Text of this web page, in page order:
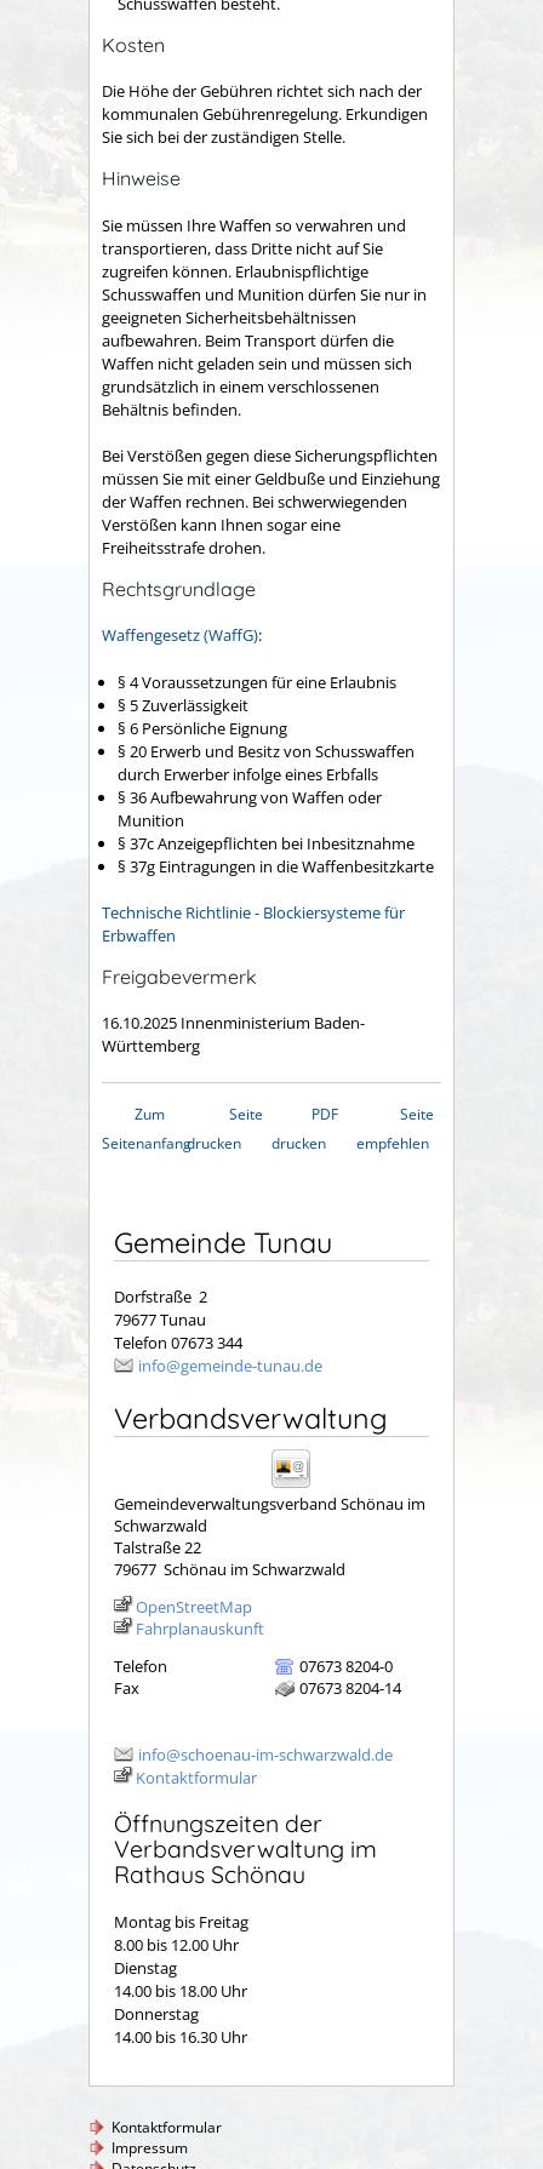
Kosten
Die Höhe der Gebühren richtet sich nach der
kommunalen Gebührenregelung. Erkundigen
Sie sich bei der zuständigen Stelle.
Hinweise
Sie müssen Ihre Waffen so verwahren und
transportieren, dass Dritte nicht auf Sie
zugreifen können. Erlaubnispflichtige
Schusswaffen und Munition dürfen Sie nur in
geeigneten Sicherheitsbehältnissen
aufbewahren. Beim Transport dürfen die
Waffen nicht geladen sein und müssen sich
grundsätzlich in einem verschlossenen
Behältnis befinden.
Bei Verstößen gegen diese Sicherungspflichten
müssen Sie mit einer Geldbuße und Einziehung
der Waffen rechnen. Bei schwerwiegenden
Verstößen kann Ihnen sogar eine
Freiheitsstrafe drohen.
Rechtsgrundlage
Waffengesetz (WaffG):
§ 4 Voraussetzungen für eine Erlaubnis
§ 5 Zuverlässigkeit
§ 6 Persönliche Eignung
§ 20 Erwerb und Besitz von Schusswaffen
durch Erwerber infolge eines Erbfalls
§ 36 Aufbewahrung von Waffen oder
Munition
§ 37c Anzeigepflichten bei Inbesitznahme
§ 37g Eintragungen in die Waffenbesitzkarte
Technische Richtlinie - Blockiersysteme für
Erbwaffen
Freigabevermerk
16.10.2025 Innenministerium Baden-
Württemberg
Zum
Seitenanfang
Seite
drucken
PDF
drucken
Seite
empfehlen
Gemeinde Tunau
Dorfstraße 2
79677 Tunau
Telefon 07673 344
info@gemeinde-tunau.de
Verbandsverwaltung
Gemeindeverwaltungsverband Schönau im
Schwarzwald
Talstraße 22
79677 Schönau im Schwarzwald
OpenStreetMap
Fahrplanauskunft
Telefon
07673 8204-0
Fax
07673 8204-14
info@schoenau-im-schwarzwald.de
Kontaktformular
Öffnungszeiten der
Verbandsverwaltung im
Rathaus Schönau
Montag bis Freitag
8.00 bis 12.00 Uhr
Dienstag
14.00 bis 18.00 Uhr
Donnerstag
14.00 bis 16.30 Uhr
Kontaktformular
Impressum